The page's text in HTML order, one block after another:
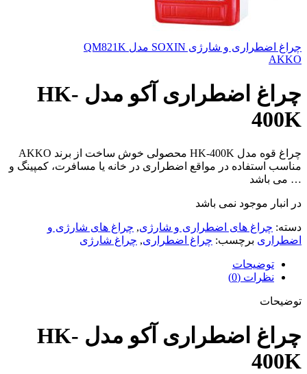
چراغ اضطراری و شارژی SOXIN مدل QM821K
AKKO
چراغ اضطراری آکو مدل HK-
400K
چراغ قوه مدل HK-400K محصولی خوش ساخت از برند AKKO
مناسب استفاده در مواقع اضطراری در خانه یا مسافرت، کمپینگ و
… می باشد
در انبار موجود نمی باشد
دسته: چراغ های اضطراری و شارژی, چراغ های شارژی و
اضطراری برچسب: چراغ اضطراری, چراغ شارژی
توضیحات
نظرات (0)
توضیحات
چراغ اضطراری آکو مدل HK-
400K